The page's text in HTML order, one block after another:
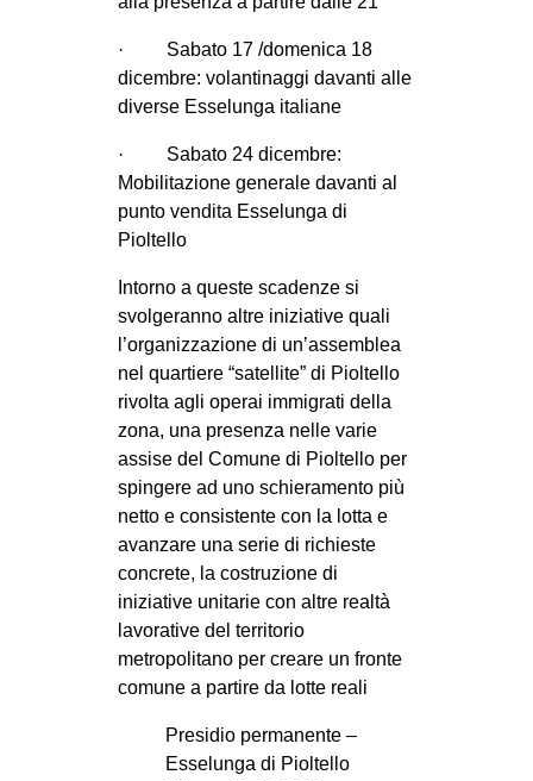
· Sabato 17 /domenica 18
dicembre: volantinaggi davanti alle
diverse Esselunga italiane
· Sabato 24 dicembre:
Mobilitazione generale davanti al
punto vendita Esselunga di
Pioltello
Intorno a queste scadenze si
svolgeranno altre iniziative quali
l’organizzazione di un’assemblea
nel quartiere “satellite” di Pioltello
rivolta agli operai immigrati della
zona, una presenza nelle varie
assise del Comune di Pioltello per
spingere ad uno schieramento più
netto e consistente con la lotta e
avanzare una serie di richieste
concrete, la costruzione di
iniziative unitarie con altre realtà
lavorative del territorio
metropolitano per creare un fronte
comune a partire da lotte reali
Presidio permanente –
Esselunga di Pioltello